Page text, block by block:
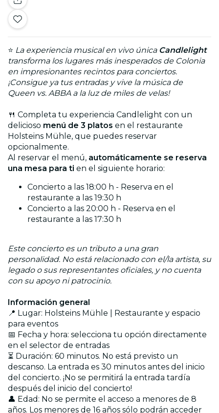
⭐ La experiencia musical en vivo única Candlelight
transforma los lugares más inesperados de Colonia
en impresionantes recintos para conciertos.
¡Consigue ya tus entradas y vive la música de
Queen vs. ABBA a la luz de miles de velas!
🍴 Completa tu experiencia Candlelight con un
delicioso menú de 3 platos en el restaurante
Holsteins Mühle, que puedes reservar
opcionalmente.
Al reservar el menú, automáticamente se reserva
una mesa para ti en el siguiente horario:
Concierto a las 18:00 h - Reserva en el
restaurante a las 19:30 h
Concierto a las 20:00 h - Reserva en el
restaurante a las 17:30 h
Este concierto es un tributo a una gran
personalidad. No está relacionado con el/la artista, su
legado o sus representantes oficiales, y no cuenta
con su apoyo ni patrocinio.
Información general
📍 Lugar: Holsteins Mühle | Restaurante y espacio
para eventos
📅 Fecha y hora: selecciona tu opción directamente
en el selector de entradas
⏳ Duración: 60 minutos. No está previsto un
descanso. La entrada es 30 minutos antes del inicio
del concierto. ¡No se permitirá la entrada tardía
después del inicio del concierto!
👤 Edad: No se permite el acceso a menores de 8
años. Los menores de 16 años sólo podrán acceder